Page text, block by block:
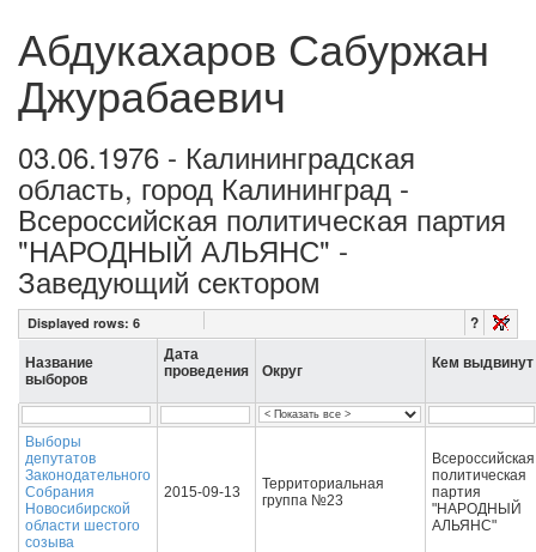
Абдукахаров Сабуржан
Джурабаевич
03.06.1976 - Калининградская
область, город Калининград -
Всероссийская политическая партия
"НАРОДНЫЙ АЛЬЯНС" -
Заведующий сектором
Displayed rows: 6 ?
Название
выборов
Дата
проведения
Округ Кем выдвинут
Выборы
депутатов
Законодательного
Собрания
Новосибирской
области шестого
созыва
2015-09-13
Территориальная
группа №23
Всероссийская
политическая
партия
"НАРОДНЫЙ
АЛЬЯНС"